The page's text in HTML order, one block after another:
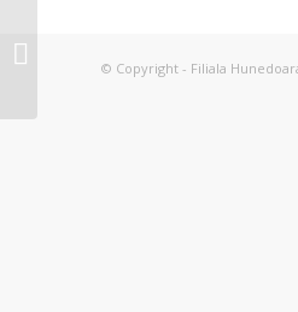
© Copyright - Filiala
contributivă anul 2023